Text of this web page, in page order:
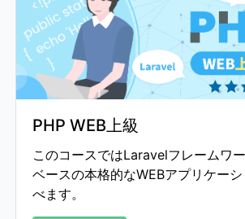
PHP WEB上級
このコースではLaravelフレームワ
ベースの本格的なWEBアプリケー
べます。